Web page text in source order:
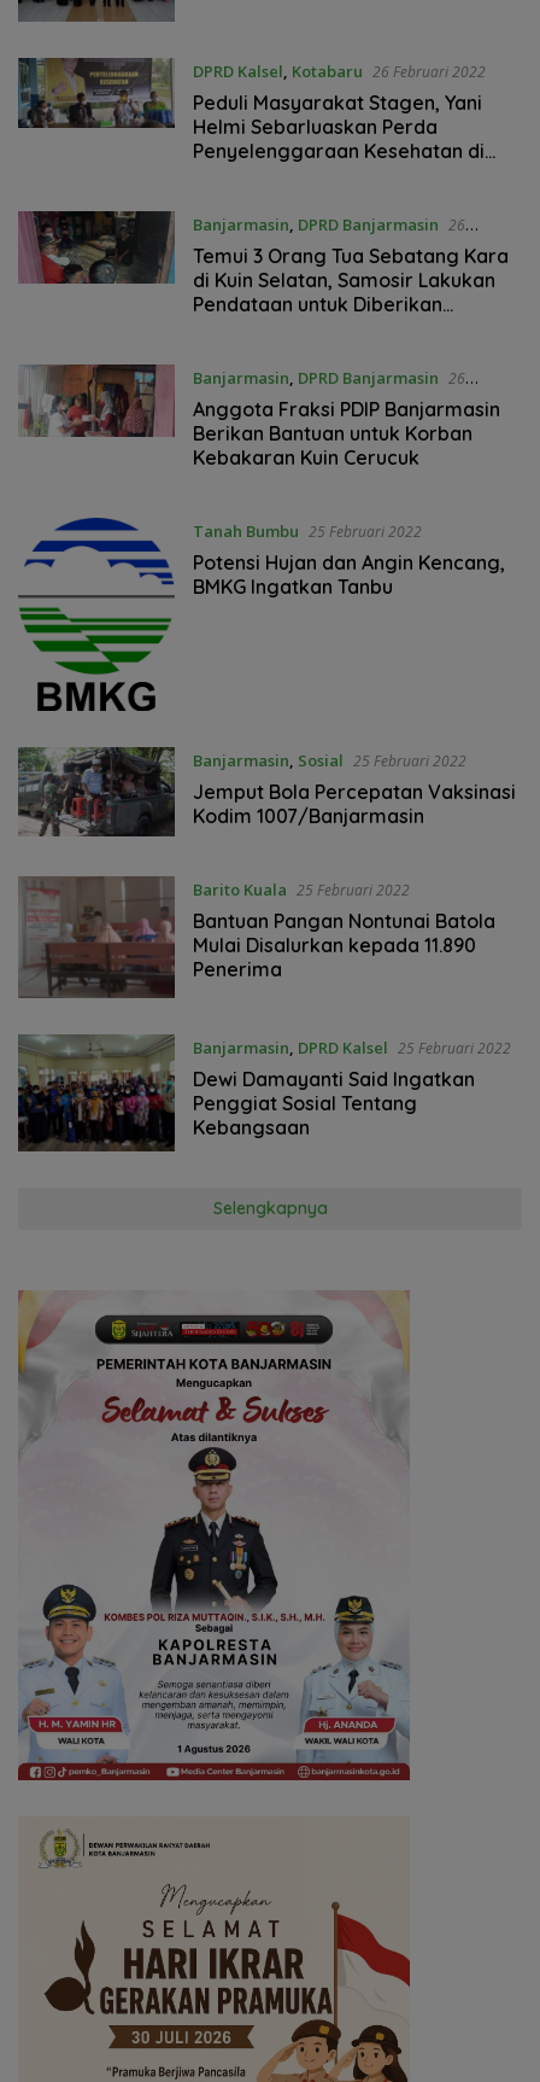
DPRD Kalsel, Kotabaru 26 Februari 2022
Peduli Masyarakat Stagen, Yani
Helmi Sebarluaskan Perda
Penyelenggaraan Kesehatan di
Banjarmasin, DPRD Banjarmasin 26
Februari 2022
Temui 3 Orang Tua Sebatang Kara
di Kuin Selatan, Samosir Lakukan
Pendataan untuk Diberikan
Banjarmasin, DPRD Banjarmasin 26
Februari 2022
Anggota Fraksi PDIP Banjarmasin
Berikan Bantuan untuk Korban
Kebakaran Kuin Cerucuk
Tanah Bumbu 25 Februari 2022
Potensi Hujan dan Angin Kencang,
BMKG Ingatkan Tanbu
Banjarmasin, Sosial 25 Februari 2022
Jemput Bola Percepatan Vaksinasi
Kodim 1007/Banjarmasin
Barito Kuala 25 Februari 2022
Bantuan Pangan Nontunai Batola
Mulai Disalurkan kepada 11.890
Penerima
Banjarmasin, DPRD Kalsel 25 Februari 2022
Dewi Damayanti Said Ingatkan
Penggiat Sosial Tentang
Kebangsaan
Selengkapnya